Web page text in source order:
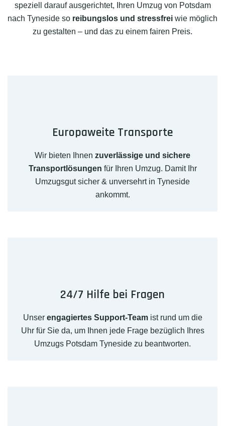
speziell darauf ausgerichtet, Ihren Umzug von Potsdam
nach Tyneside so reibungslos und stressfrei wie möglich
zu gestalten – und das zu einem fairen Preis.
Europaweite Transporte
Wir bieten Ihnen zuverlässige und sichere
Transportlösungen für Ihren Umzug. Damit Ihr
Umzugsgut sicher & unversehrt in Tyneside
ankommt.
24/7 Hilfe bei Fragen
Unser engagiertes Support-Teamist rund um die
Uhr für Sie da, um Ihnen jede Frage bezüglich Ihres
Umzugs Potsdam Tyneside zu beantworten.